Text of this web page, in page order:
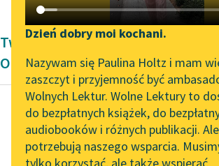
Katalog DAISY
Podkasty o książkach
Zgłoś
Aktualności
„Prokurator Alicja Horn”
do słuchania
Byliśmy częścią AI Impact
Lab
Mapa
czytających
Dzień dobry moi kochani.
Nazywam się Paulina Holtz i mam
zaszczyt i przyjemność być
Wolnych Lektur. Wolne Lektury to
do bezpłatnych książek, do
audiobooków i różnych publikacji.
potrzebują naszego wsparcia.
Twórczość okresu współczesności
Orlińskiego
Wojciech
Ulica